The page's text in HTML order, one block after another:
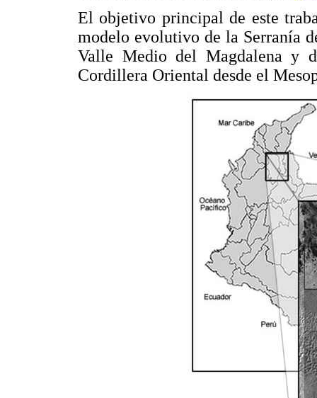
El objetivo principal de este
modelo evolutivo de la Serranía
Valle Medio del Magdalena y
Cordillera Oriental desde el